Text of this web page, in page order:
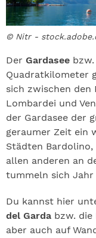
© Nitr -
Der Gardasee bzw.
Quadratkilometer
sich zwischen den
Lombardei und
der Gardasee der
geraumer Zeit ein
Städten Bardolino,
allen anderen an
tummeln sich Jahr
Du kannst hier
del Garda bzw. die
aber auch auf
SHOP